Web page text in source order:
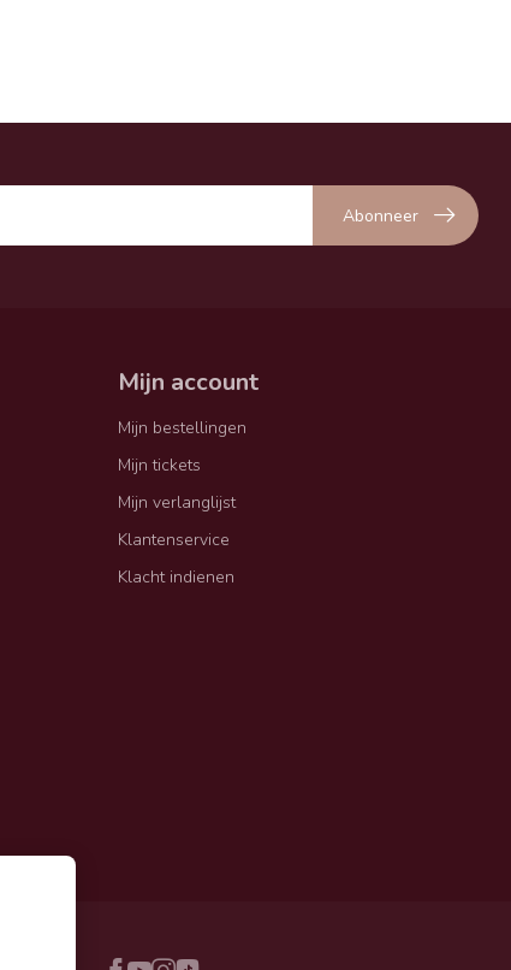
Abonneer
Mijn account
Mijn bestellingen
Mijn tickets
Mijn verlanglijst
Klantenservice
Klacht indienen